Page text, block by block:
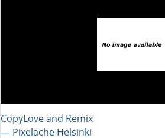
CopyLove and Remix
― Pixelache Helsinki